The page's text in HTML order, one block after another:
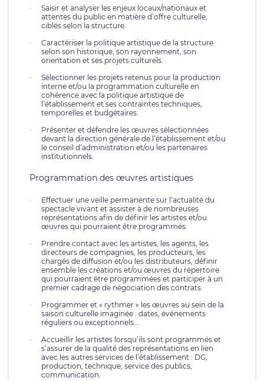
Saisir et analyser les enjeux locaux/nationaux et
attentes du public en matière d’offre culturelle,
ciblés selon la structure.
Caractériser la politique artistique de la structure
selon son historique, son rayonnement, son
orientation et ses projets culturels.
Sélectionner les projets retenus pour la production
interne et/ou la programmation culturelle en
cohérence avec la politique artistique de
l’établissement et ses contraintes techniques,
temporelles et budgétaires.
Présenter et défendre les œuvres sélectionnées
devant la direction générale de l’établissement et/ou
le conseil d’administration et/ou les partenaires
institutionnels.
Programmation des œuvres artistiques
Effectuer une veille permanente sur l’actualité du
spectacle vivant et assister à de nombreuses
représentations afin de définir les artistes et/ou
œuvres qui pourraient être programmés.
Prendre contact avec les artistes, les agents, les
directeurs de compagnies, les producteurs, les
chargés de diffusion et/ou les distributeurs, définir
ensemble les créations et/ou œuvres du répertoire
qui pourraient être programmées et participer à un
premier cadrage de négociation des contrats.
Programmer et « rythmer » les œuvres au sein de la
saison culturelle imaginée : dates, événements
réguliers ou exceptionnels…
Accueillir les artistes lorsqu’ils sont programmés et
s’assurer de la qualité des représentations en lien
avec les autres services de l’établissement : DG,
production, technique, service des publics,
communication.